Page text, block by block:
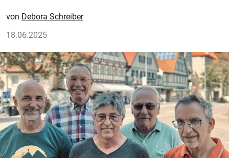
Debora Schreiber
18.06.2025